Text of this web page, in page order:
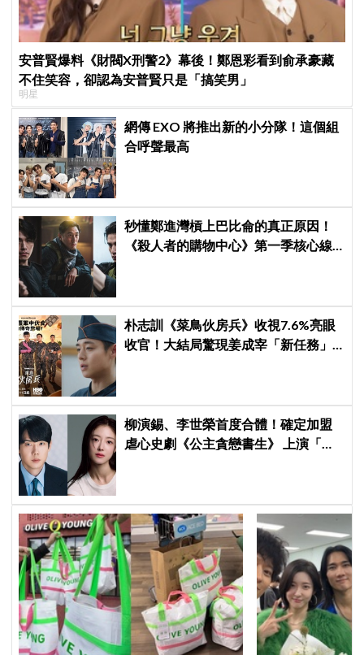
安普賢爆料《財閥X刑警2》幕後！鄭恩彩看到俞承豪藏
不住笑容，卻認為安普賢只是「搞笑男」
明星
網傳 EXO 將推出新的小分隊！這個組
合呼聲最高
秒懂鄭進灣槓上巴比侖的真正原因！
《殺人者的購物中心》第一季核心線
朴志訓《菜鳥伙房兵》收視7.6%亮眼
收官！大結局驚現姜成宰「新任務」
柳演錫、李世榮首度合體！確定加盟
虐心史劇《公主貪戀書生》 上演「朝